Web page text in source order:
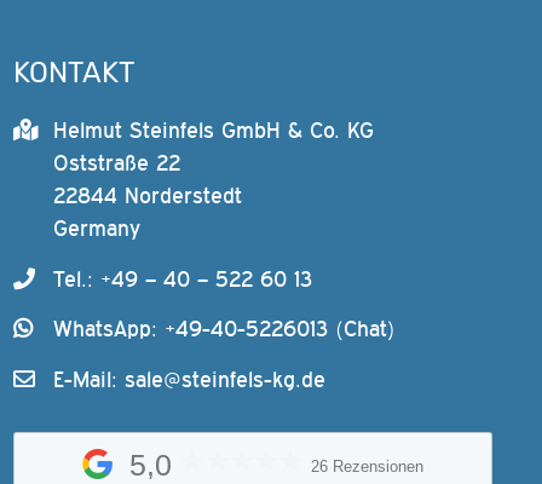
KONTAKT
Helmut Steinfels GmbH & Co. KG
Oststraße 22
22844 Norderstedt
Germany
Tel.: +49 – 40 – 522 60 13
WhatsApp: +49-40-5226013 (Chat)
E-Mail: sale@steinfels-kg.de
5,0 26 Rezensionen